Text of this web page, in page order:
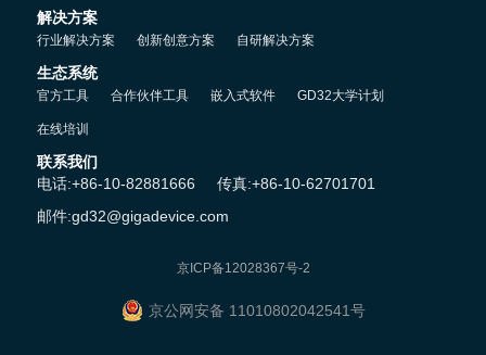
解决方案
行业解决方案 创新创意方案 自研解决方案
生态系统
官方工具 合作伙伴工具 嵌入式软件 GD32大学计划
在线培训
联系我们
电话:+86-10-82881666
传真:+86-10-62701701
邮件:gd32@gigadevice.com
京ICP备12028367号-2
京公网安备 11010802042541号